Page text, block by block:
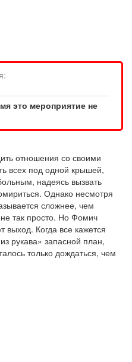
это мероприятие не
отношения со своими
всех под одной крышей,
надеясь вызвать
Однако несмотря
сложнее, чем
так просто. Но Фомич
выход. Когда все кажется
рукава» запасной план,
только дождаться, чем